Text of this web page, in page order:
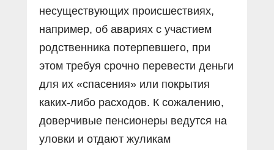
несуществующих происшествиях,
например, об авариях с участием
родственника потерпевшего, при
этом требуя срочно перевести деньги
для их «спасения» или покрытия
каких-либо расходов. К сожалению,
доверчивые пенсионеры ведутся на
уловки и отдают жуликам